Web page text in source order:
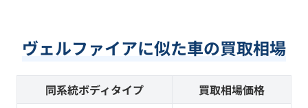
ヴェルファイアに似た車の買取相場
同系統ボディタイプ 買取相場価格